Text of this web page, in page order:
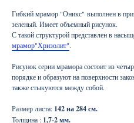
Гибкий мрамор "Оникс" выполнен в
зеленый. Имеет объемный рисунок.
С такой структурой представлен в
мрамор"Хризолит".
Рисунок серии мрамора состоит из
порядке и образуют на поверхности
также стыкуются между собой.
Размер листа: 142 на 284 см.
Толщина : 1,7-2 мм.